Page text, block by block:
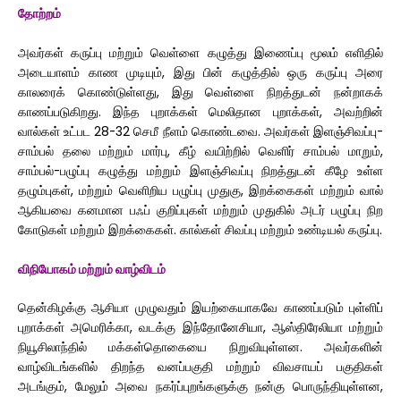
தோற்றம்
அவர்கள் கருப்பு மற்றும் வெள்ளை கழுத்து இணைப்பு மூலம் எளிதில்
அடையாளம் காண முடியும், இது பின் கழுத்தில் ஒரு கருப்பு அரை
காலரைக் கொண்டுள்ளது, இது வெள்ளை நிறத்துடன் நன்றாகக்
காணப்படுகிறது. இந்த புறாக்கள் மெலிதான புறாக்கள், அவற்றின்
வால்கள் உட்பட 28-32 செமீ நீளம் கொண்டவை. அவர்கள் இளஞ்சிவப்பு-
சாம்பல் தலை மற்றும் மார்பு, கீழ் வயிற்றில் வெளிர் சாம்பல் மாறும்,
சாம்பல்-பழுப்பு கழுத்து மற்றும் இளஞ்சிவப்பு நிறத்துடன் கீழே உள்ள
தழும்புகள், மற்றும் வெளிறிய பழுப்பு முதுகு, இறக்கைகள் மற்றும் வால்
ஆகியவை கனமான பஃப் குறிப்புகள் மற்றும் முதுகில் அடர் பழுப்பு நிற
கோடுகள் மற்றும் இறக்கைகள். கால்கள் சிவப்பு மற்றும் உண்டியல் கருப்பு.
விநியோகம் மற்றும் வாழ்விடம்
தென்கிழக்கு ஆசியா முழுவதும் இயற்கையாகவே காணப்படும் புள்ளிப்
புறாக்கள் அமெரிக்கா, வடக்கு இந்தோனேசியா, ஆஸ்திரேலியா மற்றும்
நியூசிலாந்தில் மக்கள்தொகையை நிறுவியுள்ளன. அவர்களின்
வாழ்விடங்களில் திறந்த வனப்பகுதி மற்றும் விவசாயப் பகுதிகள்
அடங்கும், மேலும் அவை நகர்ப்புறங்களுக்கு நன்கு பொருந்தியுள்ளன,